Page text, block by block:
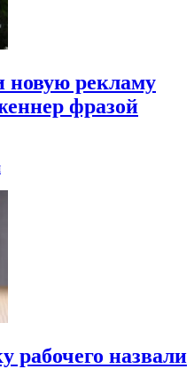
рекламу
фразой
рабочего назвали